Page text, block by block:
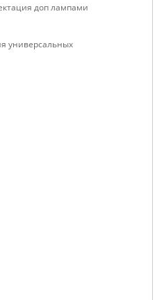
доп лампами
универсальных